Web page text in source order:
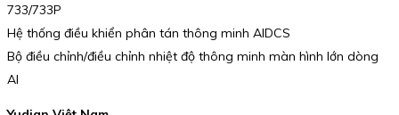
733/733P
Hệ thống điều khiển phân tán thông minh AIDCS
Bộ điều chỉnh/điều chỉnh nhiệt độ thông minh màn hình lớn dòng
AI